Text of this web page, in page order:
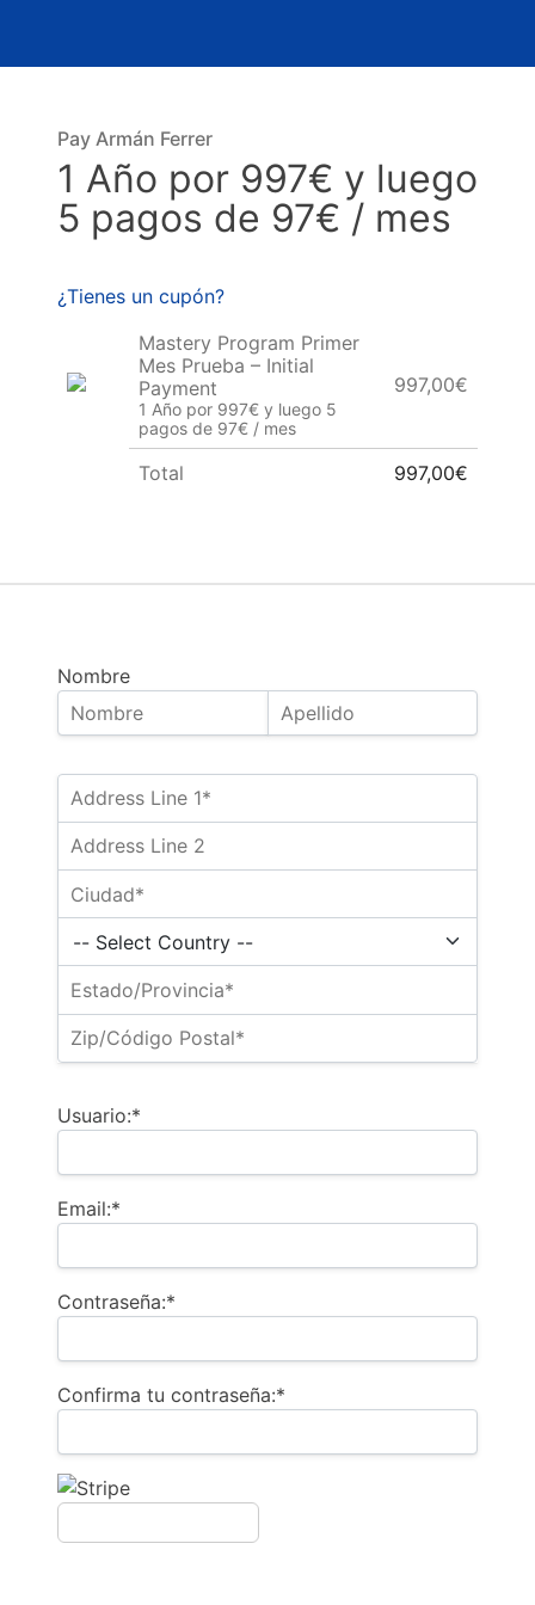
Nombre
Usuario:*
Email:*
Contraseña:*
Confirma tu contraseña:*
Pay Armán Ferrer
1 Año por 997€ y luego
5 pagos de 97€ / mes
¿Tienes un cupón?
Mastery Program Primer
Mes Prueba – Initial
Payment
1 Año por 997€ y luego 5
pagos de 97€ / mes
997,00€
Total 997,00€